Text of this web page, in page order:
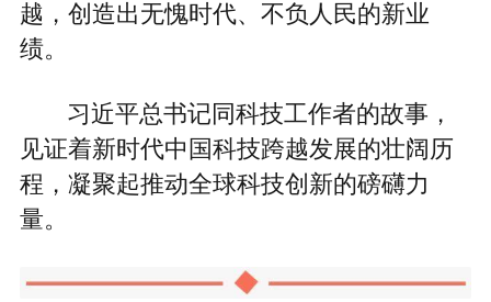
越，创造出无愧时代、不负人民的新业
绩。
习近平总书记同科技工作者的故事，
见证着新时代中国科技跨越发展的壮阔历
程，凝聚起推动全球科技创新的磅礴力
量。